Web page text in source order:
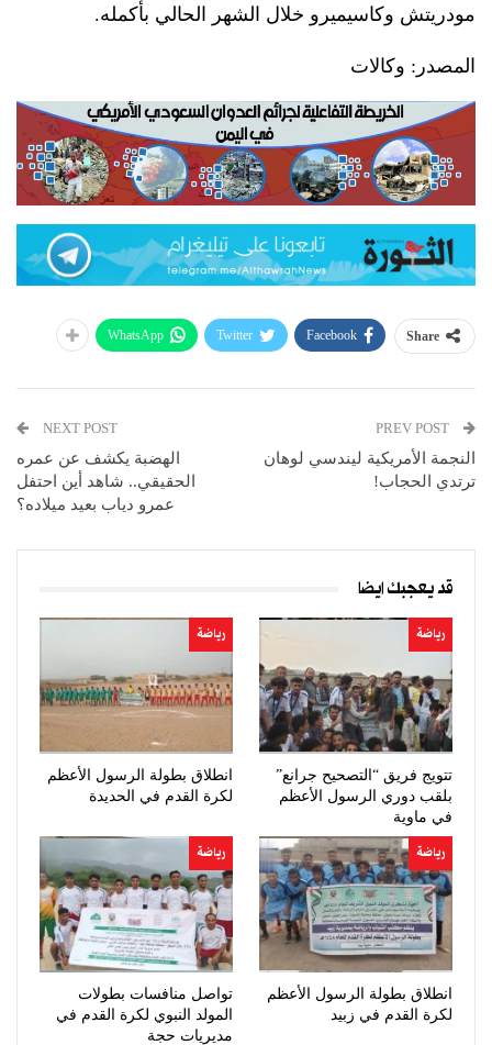
مودريتش وكاسيميرو خلال الشهر الحالي بأكمله.
المصدر: وكالات
Share
Facebook
Twitter
WhatsApp
النجمة الأمريكية ليندسي لوهان
ترتدي الحجاب!
NEXT POST
الهضبة يكشف عن عمره
الحقيقي.. شاهد أين احتفل
عمرو دياب بعيد ميلاده؟
قد يعجبك ايضا
رياضة
تتويج فريق “التصحيح جرانع”
بلقب دوري الرسول الأعظم
في ماوية
رياضة
انطلاق بطولة الرسول الأعظم
لكرة القدم في الحديدة
رياضة
انطلاق بطولة الرسول الأعظم
لكرة القدم في زبيد
رياضة
تواصل منافسات بطولات
المولد النبوي لكرة القدم في
مديريات حجة